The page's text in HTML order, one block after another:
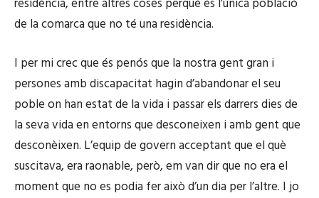
de la comarca que no té una residència.
I per mi crec que és penós que la nostra gent gran i
persones amb discapacitat hagin d’abandonar el seu
poble on han estat de la vida i passar els darrers dies de
la seva vida en entorns que desconeixen i amb gent que
desconèixen. L’equip de govern acceptant que el què
suscitava, era raonable, però, em van dir que no era el
moment que no es podia fer això d’un dia per l’altre. I jo